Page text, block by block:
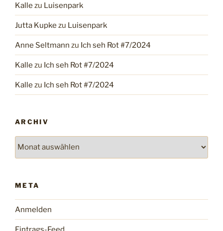
Kalle zu Luisenpark
Jutta Kupke zu Luisenpark
Anne Seltmann zu Ich seh Rot #7/2024
Kalle zu Ich seh Rot #7/2024
Kalle zu Ich seh Rot #7/2024
ARCHIV
Archiv
META
Anmelden